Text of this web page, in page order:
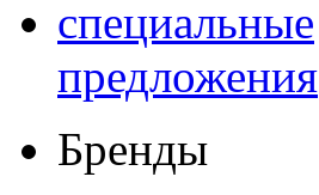
специальные
предложения
Бренды